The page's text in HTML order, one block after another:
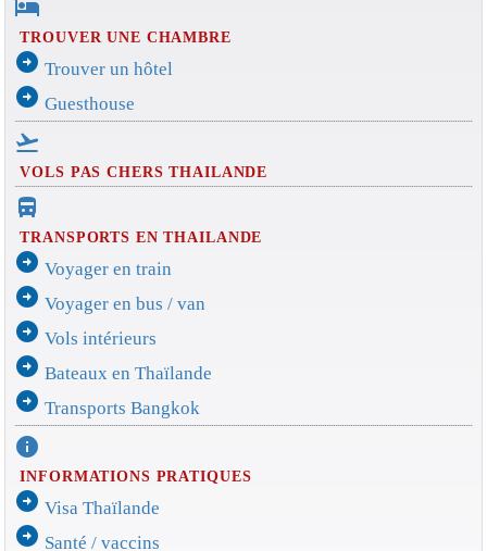
hotel
TROUVER UNE CHAMBRE
arrow_circle_right Trouver un hôtel
arrow_circle_right Guesthouse
flight_takeoff
VOLS PAS CHERS THAILANDE
directions_bus_filled
TRANSPORTS EN THAILANDE
arrow_circle_right Voyager en train
arrow_circle_right Voyager en bus / van
arrow_circle_right Vols intérieurs
arrow_circle_right Bateaux en Thaïlande
arrow_circle_right Transports Bangkok
info
INFORMATIONS PRATIQUES
arrow_circle_right Visa Thaïlande
arrow_circle_right Santé / vaccins